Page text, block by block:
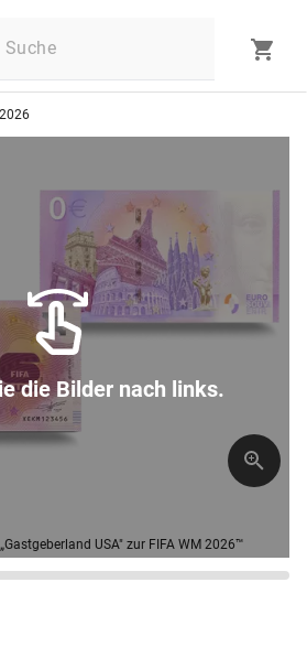
USA" zur FIFA WM 2026™
die Bilder nach links.